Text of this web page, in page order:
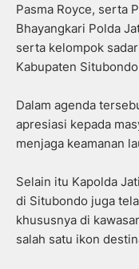
Pasma Royce, serta
Bhayangkari Polda
serta kelompok
Kabupaten
Dalam agenda
apresiasi kepada
menjaga keamanan
Selain itu Kapolda
di Situbondo juga
khususnya di
salah satu ikon